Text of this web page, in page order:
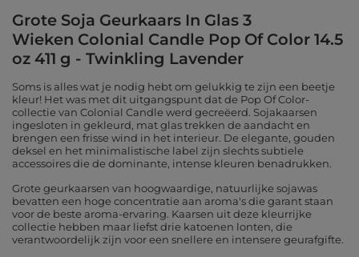
Grote Soja Geurkaars In Glas 3
Wieken Colonial Candle Pop Of Color 14.5
oz 411 g - Twinkling Lavender
Soms is alles wat je nodig hebt om gelukkig te zijn een beetje
kleur! Het was met dit uitgangspunt dat de Pop Of Color-
collectie van Colonial Candle werd gecreëerd. Sojakaarsen
ingesloten in gekleurd, mat glas trekken de aandacht en
brengen een frisse wind in het interieur. De elegante, gouden
deksel en het minimalistische label zijn slechts subtiele
accessoires die de dominante, intense kleuren benadrukken.
Grote geurkaarsen van hoogwaardige, natuurlijke sojawas
bevatten een hoge concentratie aan aroma's die garant staan ​​
voor de beste aroma-ervaring. Kaarsen uit deze kleurrijke
collectie hebben maar liefst drie katoenen lonten, die
verantwoordelijk zijn voor een snellere en intensere geurafgifte.